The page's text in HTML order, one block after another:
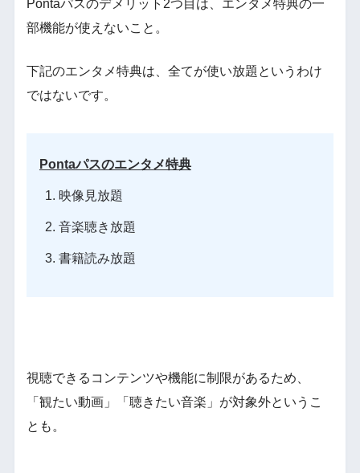
Pontaパスのデメリット2つ目は、エンタメ特典の一
部機能が使えないこと。
下記のエンタメ特典は、全てが使い放題というわけ
ではないです。
Pontaパスのエンタメ特典
映像見放題
音楽聴き放題
書籍読み放題
視聴できるコンテンツや機能に制限があるため、
「観たい動画」「聴きたい音楽」が対象外というこ
とも。